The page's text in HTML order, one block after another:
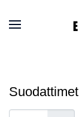
Suodattimet